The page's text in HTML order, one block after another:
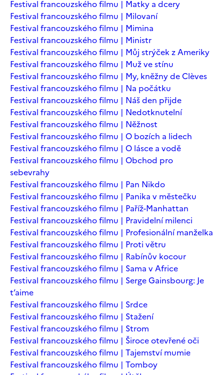
Festival francouzského filmu | Matky a dcery
Festival francouzského filmu | Milovaní
Festival francouzského filmu | Mimina
Festival francouzského filmu | Ministr
Festival francouzského filmu | Můj strýček z Ameriky
Festival francouzského filmu | Muž ve stínu
Festival francouzského filmu | My, kněžny de Clèves
Festival francouzského filmu | Na počátku
Festival francouzského filmu | Náš den přijde
Festival francouzského filmu | Nedotknutelní
Festival francouzského filmu | Něžnost
Festival francouzského filmu | O bozích a lidech
Festival francouzského filmu | O lásce a vodě
Festival francouzského filmu | Obchod pro
sebevrahy
Festival francouzského filmu | Pan Nikdo
Festival francouzského filmu | Panika v městečku
Festival francouzského filmu | Paříž-Manhattan
Festival francouzského filmu | Pravidelní milenci
Festival francouzského filmu | Profesionální manželka
Festival francouzského filmu | Proti větru
Festival francouzského filmu | Rabínův kocour
Festival francouzského filmu | Sama v Africe
Festival francouzského filmu | Serge Gainsbourg: Je
t’aime
Festival francouzského filmu | Srdce
Festival francouzského filmu | Stažení
Festival francouzského filmu | Strom
Festival francouzského filmu | Široce otevřené oči
Festival francouzského filmu | Tajemství mumie
Festival francouzského filmu | Tomboy